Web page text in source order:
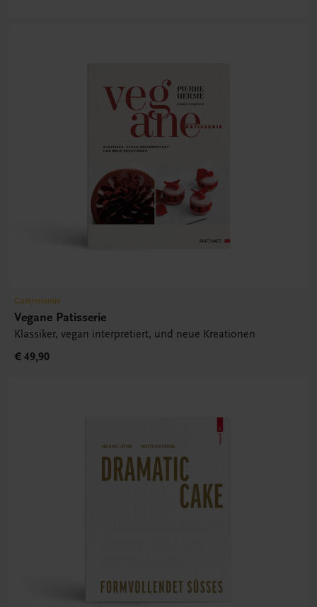
Gastronomie
Vegane Patisserie
Klassiker, vegan interpretiert, und neue Kreationen
€ 49,90